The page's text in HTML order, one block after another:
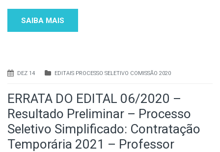
SAIBA MAIS
DEZ 14 EDITAIS PROCESSO SELETIVO COMISSÃO 2020
ERRATA DO EDITAL 06/2020 –
Resultado Preliminar – Processo
Seletivo Simplificado: Contratação
Temporária 2021 – Professor